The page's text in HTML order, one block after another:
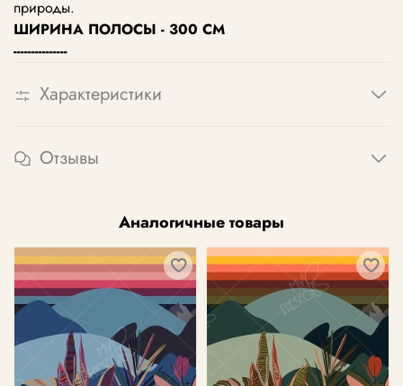
природы.
ШИРИНА ПОЛОСЫ - 300 СМ
---------------
Характеристики
Отзывы
Аналогичные товары